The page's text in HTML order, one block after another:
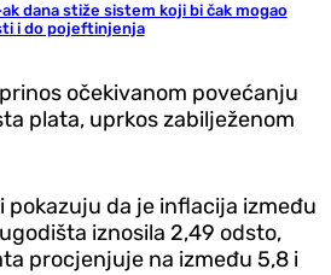
ak dana stiže sistem koji bi čak mogao
i do pojeftinjenja
očekivanom povećanju
plata, uprkos zabilježenom
pokazuju da je inflacija između
iznosila 2,49 odsto,
procjenjuje na između 5,8 i